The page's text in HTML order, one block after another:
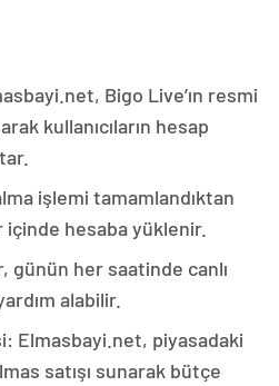
Bigo Live’ın resmi
kullanıcıların hesap
işlemi tamamlandıktan
hesaba yüklenir.
günün her saatinde canlı
alabilir.
Elmasbayi.net, piyasadaki
satışı sunarak bütçe